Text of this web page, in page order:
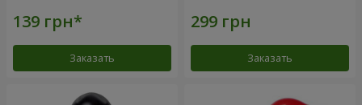
Заказать Заказать